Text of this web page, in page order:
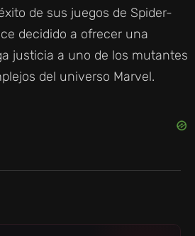
de sus juegos de Spider-
decidido a ofrecer una
justicia a uno de los mutantes
del universo Marvel.